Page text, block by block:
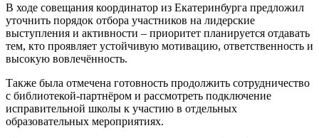
В ходе совещания координатор из Екатеринбурга предложил
уточнить порядок отбора участников на лидерские
выступления и активности – приоритет планируется отдавать
тем, кто проявляет устойчивую мотивацию, ответственность и
высокую вовлечённость.
Также была отмечена готовность продолжить сотрудничество
с библиотекой-партнёром и рассмотреть подключение
исправительной школы к участию в отдельных
образовательных мероприятиях.